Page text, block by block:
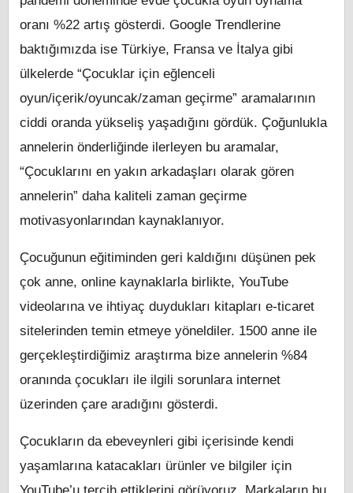
oranı %22 artış gösterdi. Google Trendlerine
baktığımızda ise Türkiye, Fransa ve İtalya gibi
ülkelerde “Çocuklar için eğlenceli
oyun/içerik/oyuncak/zaman geçirme” aramalarının
ciddi oranda yükseliş yaşadığını gördük. Çoğunlukla
annelerin önderliğinde ilerleyen bu aramalar,
“Çocuklarını en yakın arkadaşları olarak gören
annelerin” daha kaliteli zaman geçirme
motivasyonlarından kaynaklanıyor.
Çocuğunun eğitiminden geri kaldığını düşünen pek
çok anne, online kaynaklarla birlikte, YouTube
videolarına ve ihtiyaç duydukları kitapları e-ticaret
sitelerinden temin etmeye yöneldiler. 1500 anne ile
gerçekleştirdiğimiz araştırma bize annelerin %84
oranında çocukları ile ilgili sorunlara internet
üzerinden çare aradığını gösterdi.
Çocukların da ebeveynleri gibi içerisinde kendi
yaşamlarına katacakları ürünler ve bilgiler için